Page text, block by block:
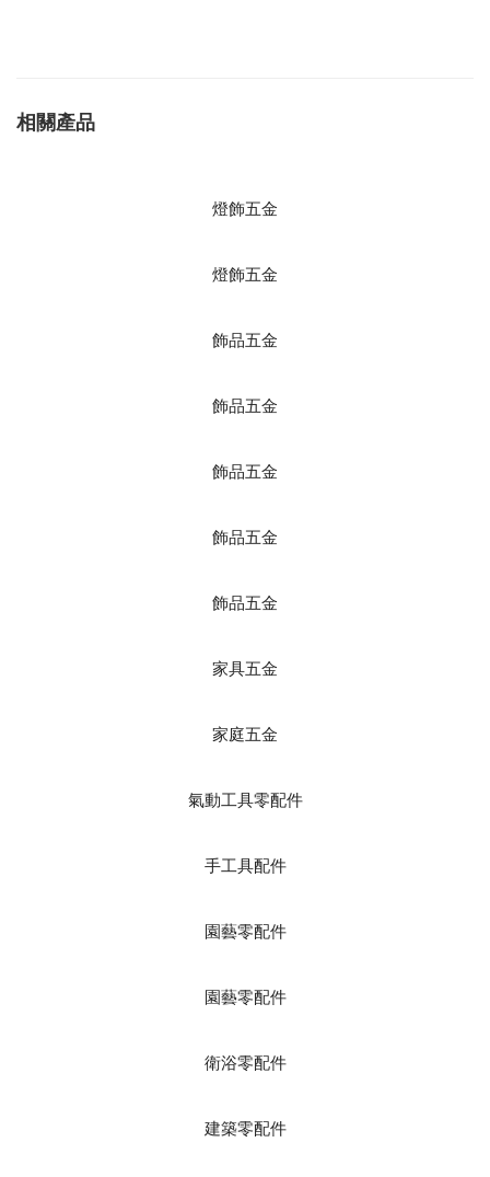
相關產品
燈飾五金
燈飾五金
飾品五金
飾品五金
飾品五金
飾品五金
飾品五金
家具五金
家庭五金
氣動工具零配件
手工具配件
園藝零配件
園藝零配件
衛浴零配件
建築零配件